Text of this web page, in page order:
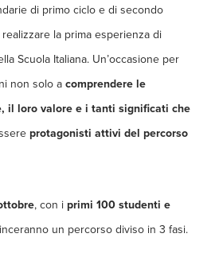
di primo ciclo e di secondo
la prima esperienza di
Scuola Italiana. Un’occasione per
non solo acomprendere le
il loro valore e i tanti significati che
protagonisti attivi del percorso
, con iprimi 100 studenti e
un percorso diviso in 3 fasi.